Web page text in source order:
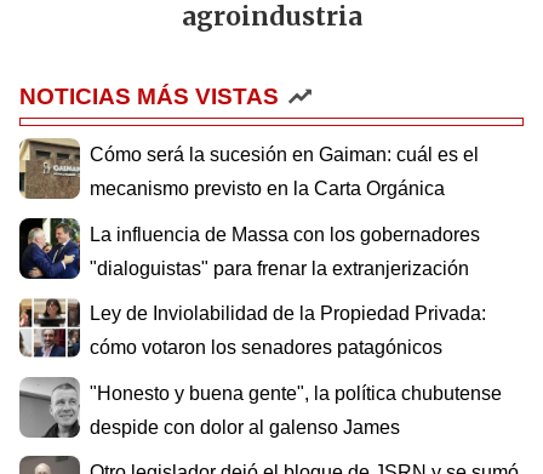
agroindustria
NOTICIAS MÁS VISTAS
Cómo será la sucesión en Gaiman: cuál es el
mecanismo previsto en la Carta Orgánica
La influencia de Massa con los gobernadores
"dialoguistas" para frenar la extranjerización
Ley de Inviolabilidad de la Propiedad Privada:
cómo votaron los senadores patagónicos
"Honesto y buena gente", la política chubutense
despide con dolor al galenso James